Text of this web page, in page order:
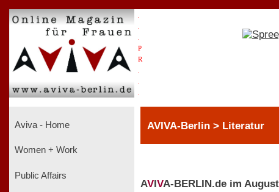
P
R
Aviva - Home
Women + Work
Public Affairs
AVIVA-Berlin > Literatur
AV VA-BERLIN.de im